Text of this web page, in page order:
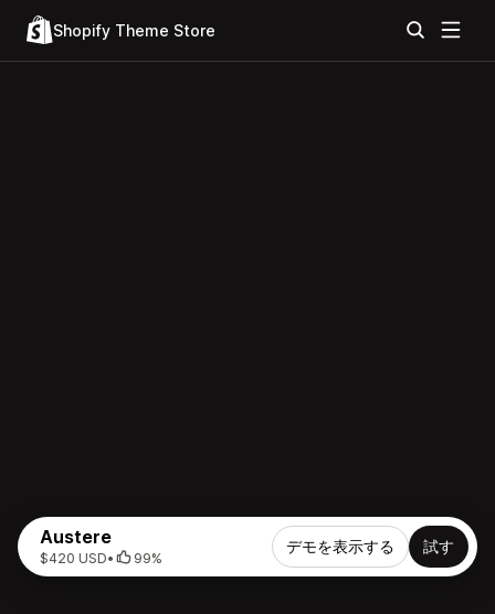
Shopify Theme Store
Austere
$420 USD• 99%
デモを表示する 試す